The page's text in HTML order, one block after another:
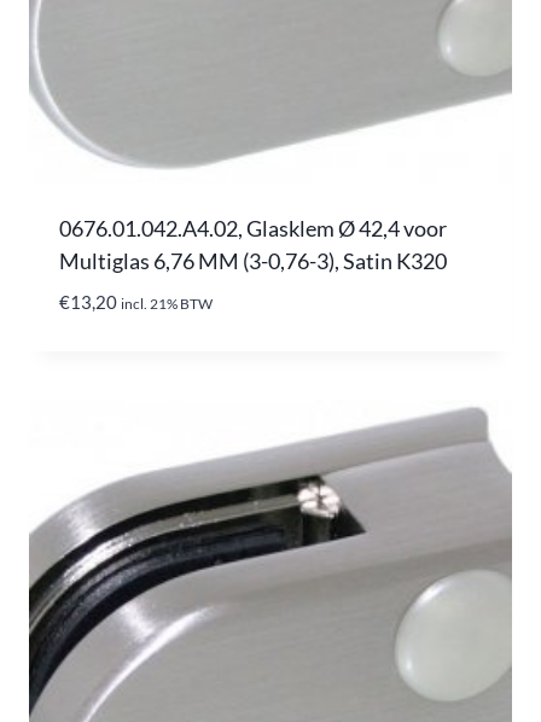
0676.01.042.A4.02, Glasklem Ø 42,4 voor
Multiglas 6,76 MM (3-0,76-3), Satin K320
€13,20 incl. 21% BTW